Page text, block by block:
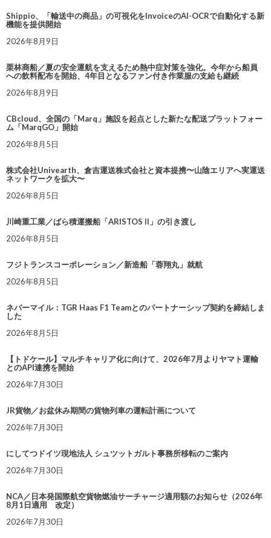
Shippio、「輸送中の商品」の可視化をInvoiceのAI-OCRで自動化する新
機能を提供開始
2026年8月9日
栗林商船／夏の安全運航を支えるため熱中症対策を強化。今年から船員
への飲料配布を開始、4年目となるファン付き作業服の支給も継続
2026年8月9日
CBcloud、全国の「Marq」施設を起点とした新たな配送プラットフォー
ム「MarqGO」開始
2026年8月5日
株式会社Univearth、倉吉運送株式会社と資本提携〜山陰エリアへ実運送
ネットワークを拡大〜
2026年8月5日
川崎重工業／ばら積運搬船「ARISTOS II」の引き渡し
2026年8月5日
フジトランスコーポレーション／新造船「蓉翔丸」就航
2026年8月5日
ネバーマイル：TGR Haas F1 Teamとのパートナーシップ契約を締結しま
した
2026年8月5日
【トドケール】マルチキャリア化に向けて、2026年7月よりヤマト運輸
とのAPI連携を開始
2026年7月30日
JR貨物／お盆休み期間の貨物列車の運転計画について
2026年7月30日
にしてつドイツ現地法人 シュツットガルト事務所移転のご案内
2026年7月30日
NCA／日本発国際航空貨物燃油サーチャージ適用額のお知らせ（2026年
8月1日適用 改定）
2026年7月30日